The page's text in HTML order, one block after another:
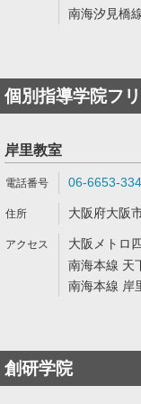
南海汐見橋
個別指導学院フ
岸里教室
06-6653-
大阪府大阪
大阪メトロ
南海本線 天
南海本線 岸
創研学院